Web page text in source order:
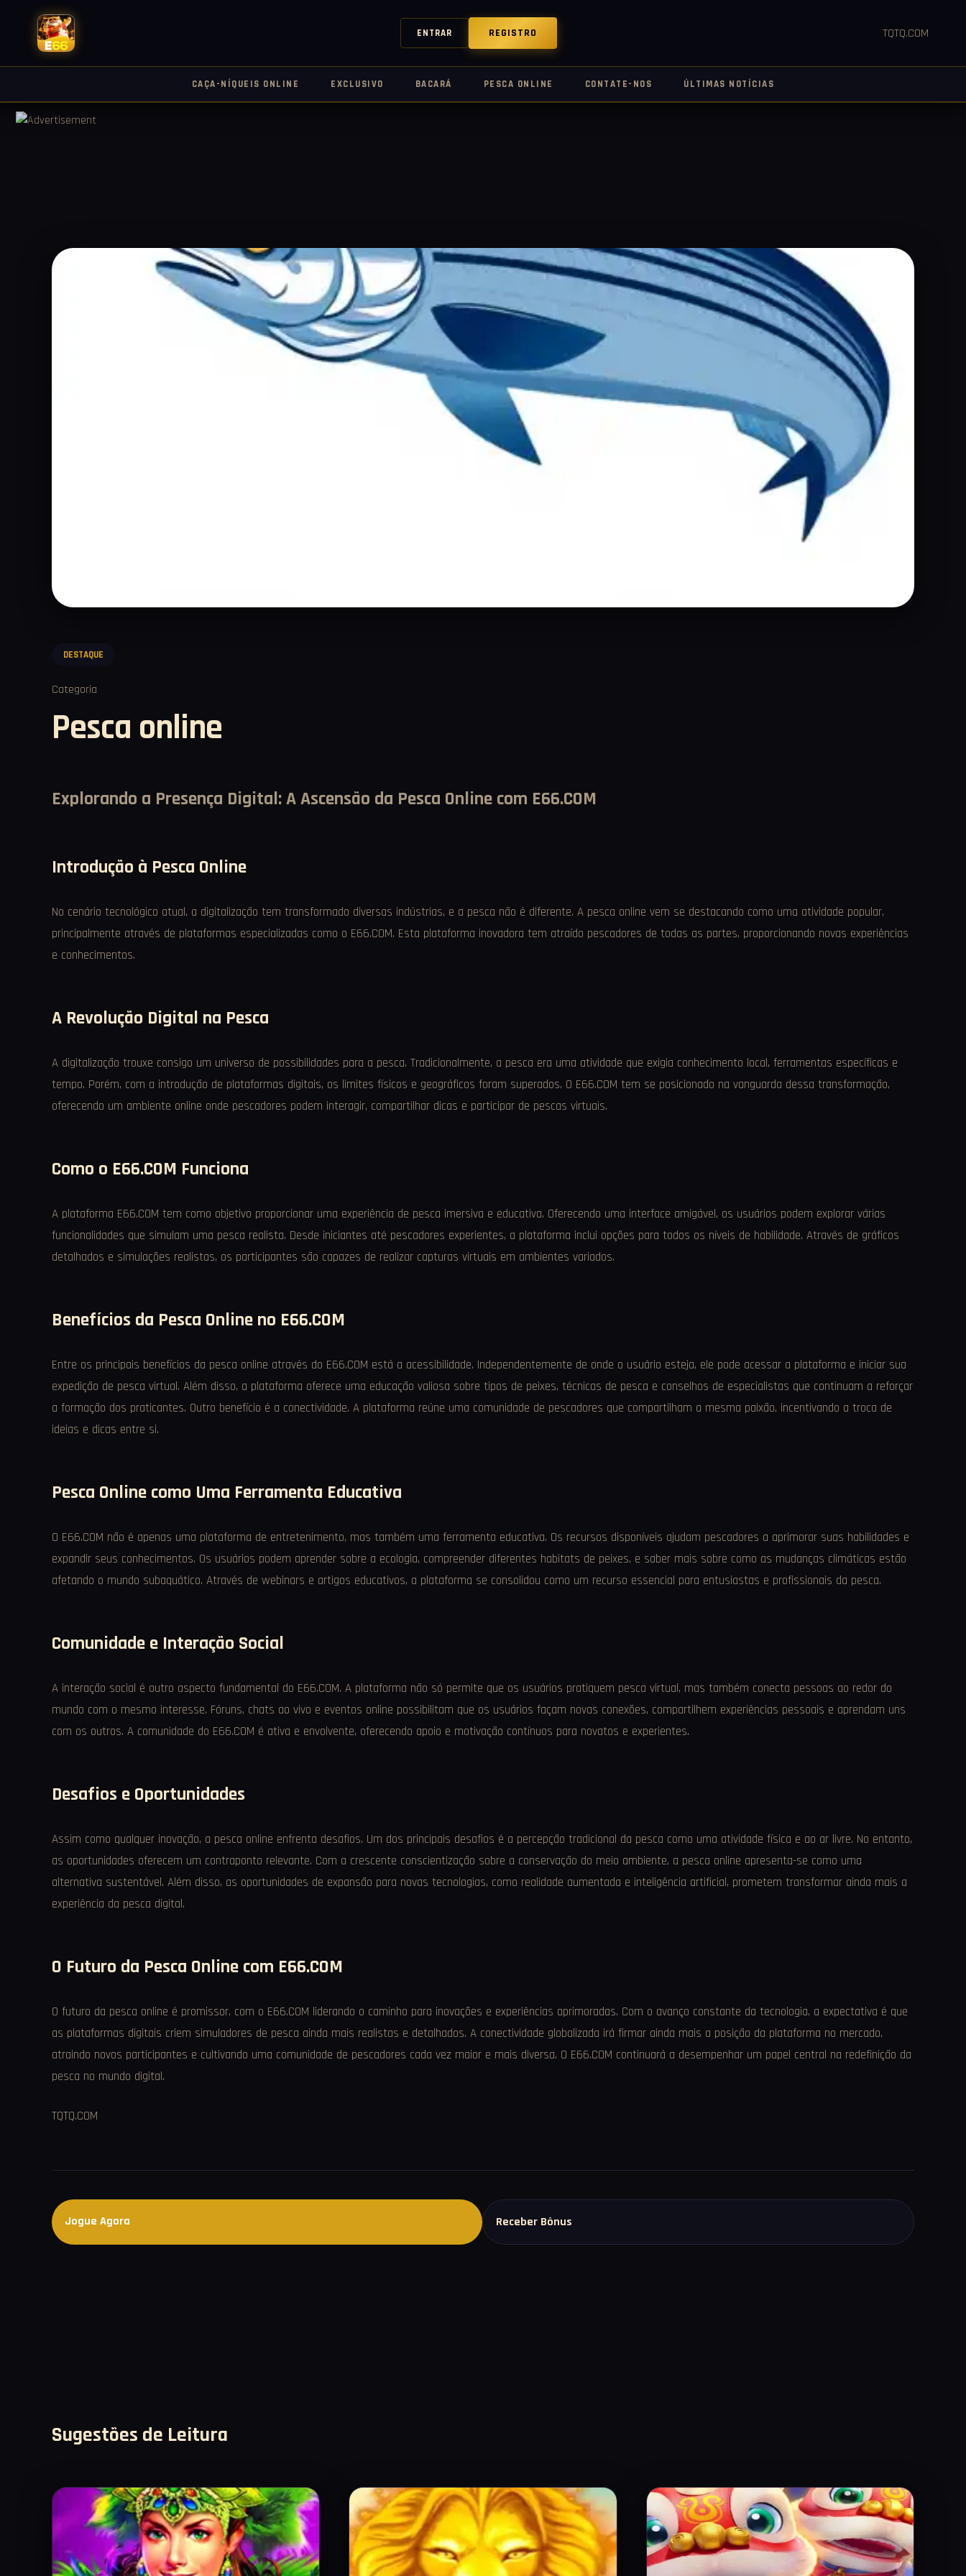
ENTRAR REGISTRO TQTQ.COM
CAÇA-NÍQUEIS ONLINE EXCLUSIVO BACARÁ PESCA ONLINE CONTATE-NOS ÚLTIMAS NOTÍCIAS
DESTAQUE
Categoria
Pesca online
Explorando a Presença Digital: A Ascensão da Pesca Online com E66.COM
Introdução à Pesca Online
No cenário tecnológico atual, a digitalização tem transformado diversas indústrias, e a pesca não é diferente. A pesca online vem se destacando como uma atividade popular,
principalmente através de plataformas especializadas como o E66.COM. Esta plataforma inovadora tem atraído pescadores de todas as partes, proporcionando novas experiências
e conhecimentos.
A Revolução Digital na Pesca
A digitalização trouxe consigo um universo de possibilidades para a pesca. Tradicionalmente, a pesca era uma atividade que exigia conhecimento local, ferramentas específicas e
tempo. Porém, com a introdução de plataformas digitais, os limites físicos e geográficos foram superados. O E66.COM tem se posicionado na vanguarda dessa transformação,
oferecendo um ambiente online onde pescadores podem interagir, compartilhar dicas e participar de pescas virtuais.
Como o E66.COM Funciona
A plataforma E66.COM tem como objetivo proporcionar uma experiência de pesca imersiva e educativa. Oferecendo uma interface amigável, os usuários podem explorar várias
funcionalidades que simulam uma pesca realista. Desde iniciantes até pescadores experientes, a plataforma inclui opções para todos os níveis de habilidade. Através de gráficos
detalhados e simulações realistas, os participantes são capazes de realizar capturas virtuais em ambientes variados.
Benefícios da Pesca Online no E66.COM
Entre os principais benefícios da pesca online através do E66.COM está a acessibilidade. Independentemente de onde o usuário esteja, ele pode acessar a plataforma e iniciar sua
expedição de pesca virtual. Além disso, a plataforma oferece uma educação valiosa sobre tipos de peixes, técnicas de pesca e conselhos de especialistas que continuam a reforçar
a formação dos praticantes. Outro benefício é a conectividade. A plataforma reúne uma comunidade de pescadores que compartilham a mesma paixão, incentivando a troca de
ideias e dicas entre si.
Pesca Online como Uma Ferramenta Educativa
O E66.COM não é apenas uma plataforma de entretenimento, mas também uma ferramenta educativa. Os recursos disponíveis ajudam pescadores a aprimorar suas habilidades e
expandir seus conhecimentos. Os usuários podem aprender sobre a ecologia, compreender diferentes habitats de peixes, e saber mais sobre como as mudanças climáticas estão
afetando o mundo subaquático. Através de webinars e artigos educativos, a plataforma se consolidou como um recurso essencial para entusiastas e profissionais da pesca.
Comunidade e Interação Social
A interação social é outro aspecto fundamental do E66.COM. A plataforma não só permite que os usuários pratiquem pesca virtual, mas também conecta pessoas ao redor do
mundo com o mesmo interesse. Fóruns, chats ao vivo e eventos online possibilitam que os usuários façam novas conexões, compartilhem experiências pessoais e aprendam uns
com os outros. A comunidade do E66.COM é ativa e envolvente, oferecendo apoio e motivação contínuos para novatos e experientes.
Desafios e Oportunidades
Assim como qualquer inovação, a pesca online enfrenta desafios. Um dos principais desafios é a percepção tradicional da pesca como uma atividade física e ao ar livre. No entanto,
as oportunidades oferecem um contraponto relevante. Com a crescente conscientização sobre a conservação do meio ambiente, a pesca online apresenta-se como uma
alternativa sustentável. Além disso, as oportunidades de expansão para novas tecnologias, como realidade aumentada e inteligência artificial, prometem transformar ainda mais a
experiência da pesca digital.
O Futuro da Pesca Online com E66.COM
O futuro da pesca online é promissor, com o E66.COM liderando o caminho para inovações e experiências aprimoradas. Com o avanço constante da tecnologia, a expectativa é que
as plataformas digitais criem simuladores de pesca ainda mais realistas e detalhados. A conectividade globalizada irá firmar ainda mais a posição da plataforma no mercado,
atraindo novos participantes e cultivando uma comunidade de pescadores cada vez maior e mais diversa. O E66.COM continuará a desempenhar um papel central na redefinição da
pesca no mundo digital.
TQTQ.COM
Jogue Agora Receber Bônus
Sugestões de Leitura